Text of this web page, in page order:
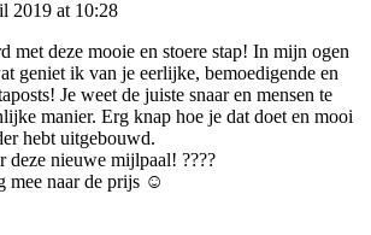
2019 at 10:28
met deze mooie en stoere stap! In mijn ogen
geniet ik van je eerlijke, bemoedigende en
Je weet de juiste snaar en mensen te
manier. Erg knap hoe je dat doet en mooi
hebt uitgebouwd.
deze nieuwe mijlpaal! ????
mee naar de prijs ☺️